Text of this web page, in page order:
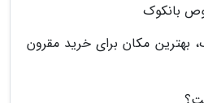
بانکوک
بهترین مکان برای خرید مقرون